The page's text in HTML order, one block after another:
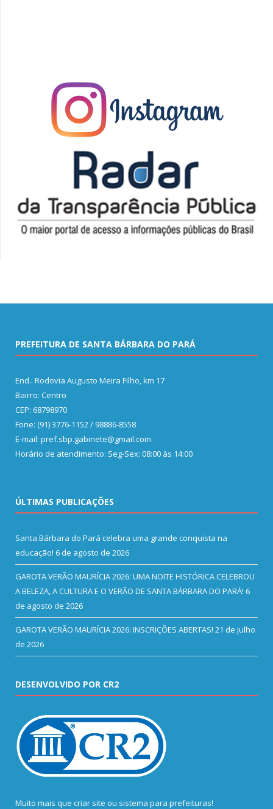
PREFEITURA DE SANTA BÁRBARA DO PARÁ
End.: Rodovia Augusto Meira Filho, km 17
Bairro: Centro
CEP: 68798970
Fone: (91) 3776-1152 / 98886-8558
E-mail: pref.sbp.gabinete@gmail.com
Horário de atendimento: Seg-Sex: 08:00 às 14:00
ÚLTIMAS PUBLICAÇÕES
Santa Bárbara do Pará celebra uma grande conquista na
educação! 6 de agosto de 2026
GAROTA VERÃO MAURÍCIA 2026: UMA NOITE HISTÓRICA CELEBROU
A BELEZA, A CULTURA E O VERÃO DE SANTA BÁRBARA DO PARÁ! 6
de agosto de 2026
GAROTA VERÃO MAURÍCIA 2026: INSCRIÇÕES ABERTAS! 21 de julho
de 2026
DESENVOLVIDO POR CR2
Muito mais que criar site ou sistema para prefeituras!